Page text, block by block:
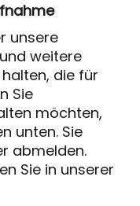
unsere
weitere
die für
Sie
möchten,
unten. Sie
abmelden.
Sie in unserer